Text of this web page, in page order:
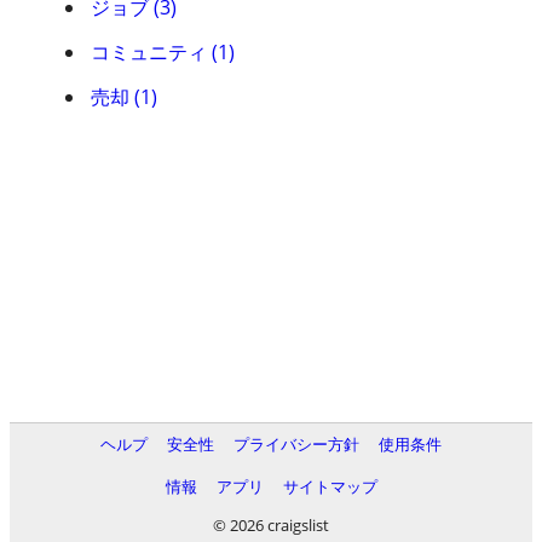
ジョブ (3)
コミュニティ (1)
売却 (1)
ヘルプ 安全性 プライバシー方針
使用条件
情報
アプリ
サイトマップ
© 2026 craigslist